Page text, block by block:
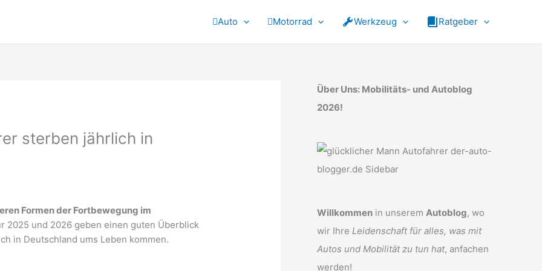
Auto Motorrad Werkzeug Ratgeber
sterben jährlich in
Formen der Fortbewegung im
2025 und 2026 geben einen guten Überblick
in Deutschland ums Leben kommen.
Über Uns: Mobilitäts- und Autoblog
2026!
Willkommen in unserem Autoblog, wo
wir Ihre Leidenschaft für alles, was mit
Autos und Mobilität zu tun hat, anfachen
werden!